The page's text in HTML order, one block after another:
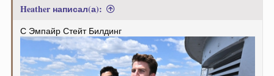
Heather написал(а):
С Эмпайр Стейт Билдинг